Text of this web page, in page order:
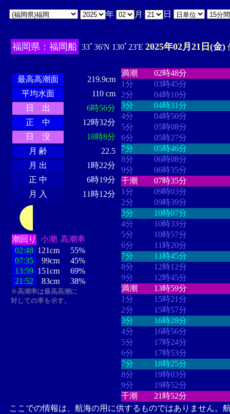
年 月 日
福岡県：福岡船 33ﾟ36'N 130ﾟ23'E 2025年02月21日(金)
最高高潮面
219.9cm
平均水面
110 cm
日 出
6時56分
正 中
12時32分
日 没
18時8分
月 齢
22.5
月 出
1時22分
正 中
6時19分
月 入
11時12分
潮回り 小潮 高潮率
02:48 121cm
55%
07:35
99cm
45%
13:59 151cm
69%
21:52
83cm 38%
※高潮率は最高高潮に
対しての率を示す。
満潮
02時48分
1分
03時45分
2分
04時10分
3分
04時31分
4分
04時50分
5分
05時08分
6分
05時27分
7分
05時46分
8分
06時08分
9分
06時35分
干潮
07時35分
1分
09時03分
2分
09時39分
3分
10時07分
4分
10時33分
5分
10時57分
6分
11時20分
7分
11時45分
8分
12時12分
9分
12時45分
満潮
13時59分
1分
15時21分
2分
15時57分
3分
16時28分
4分
16時56分
5分
17時24分
6分
17時53分
7分
18時25分
8分
19時03分
9分
19時52分
干潮
21時52分
ここでの情報は、航海の用に供するものではありません。